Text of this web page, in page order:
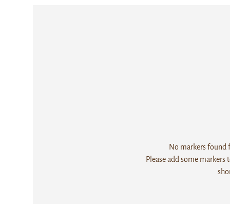
No markers found
Please add some